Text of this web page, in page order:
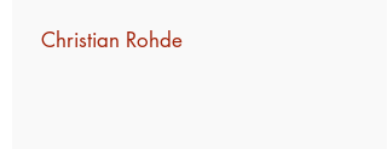
Christian Rohde